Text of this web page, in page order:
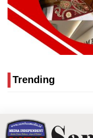
Trending